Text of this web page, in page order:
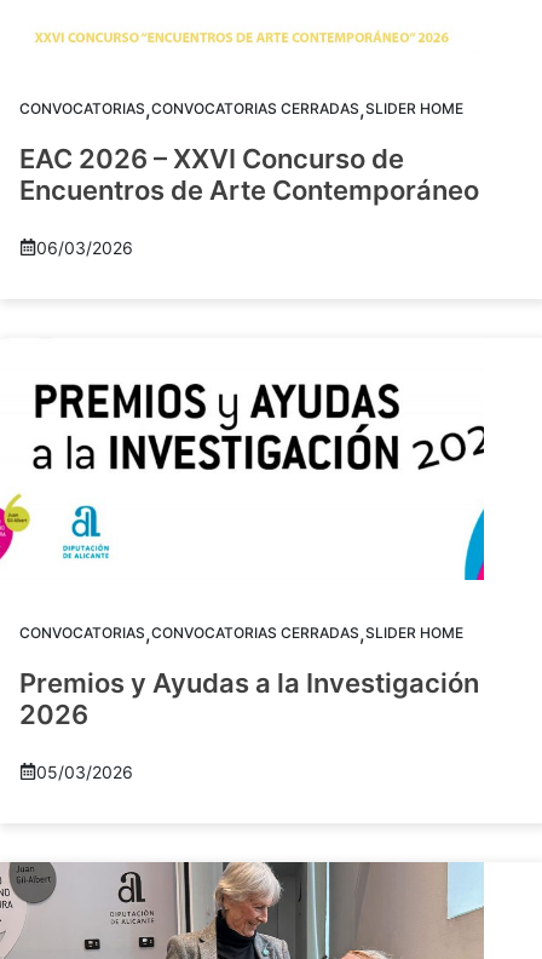
CONVOCATORIAS,CONVOCATORIAS CERRADAS,SLIDER HOME
EAC 2026 – XXVI Concurso de
Encuentros de Arte Contemporáneo
06/03/2026
CONVOCATORIAS,CONVOCATORIAS CERRADAS,SLIDER HOME
Premios y Ayudas a la Investigación
2026
05/03/2026